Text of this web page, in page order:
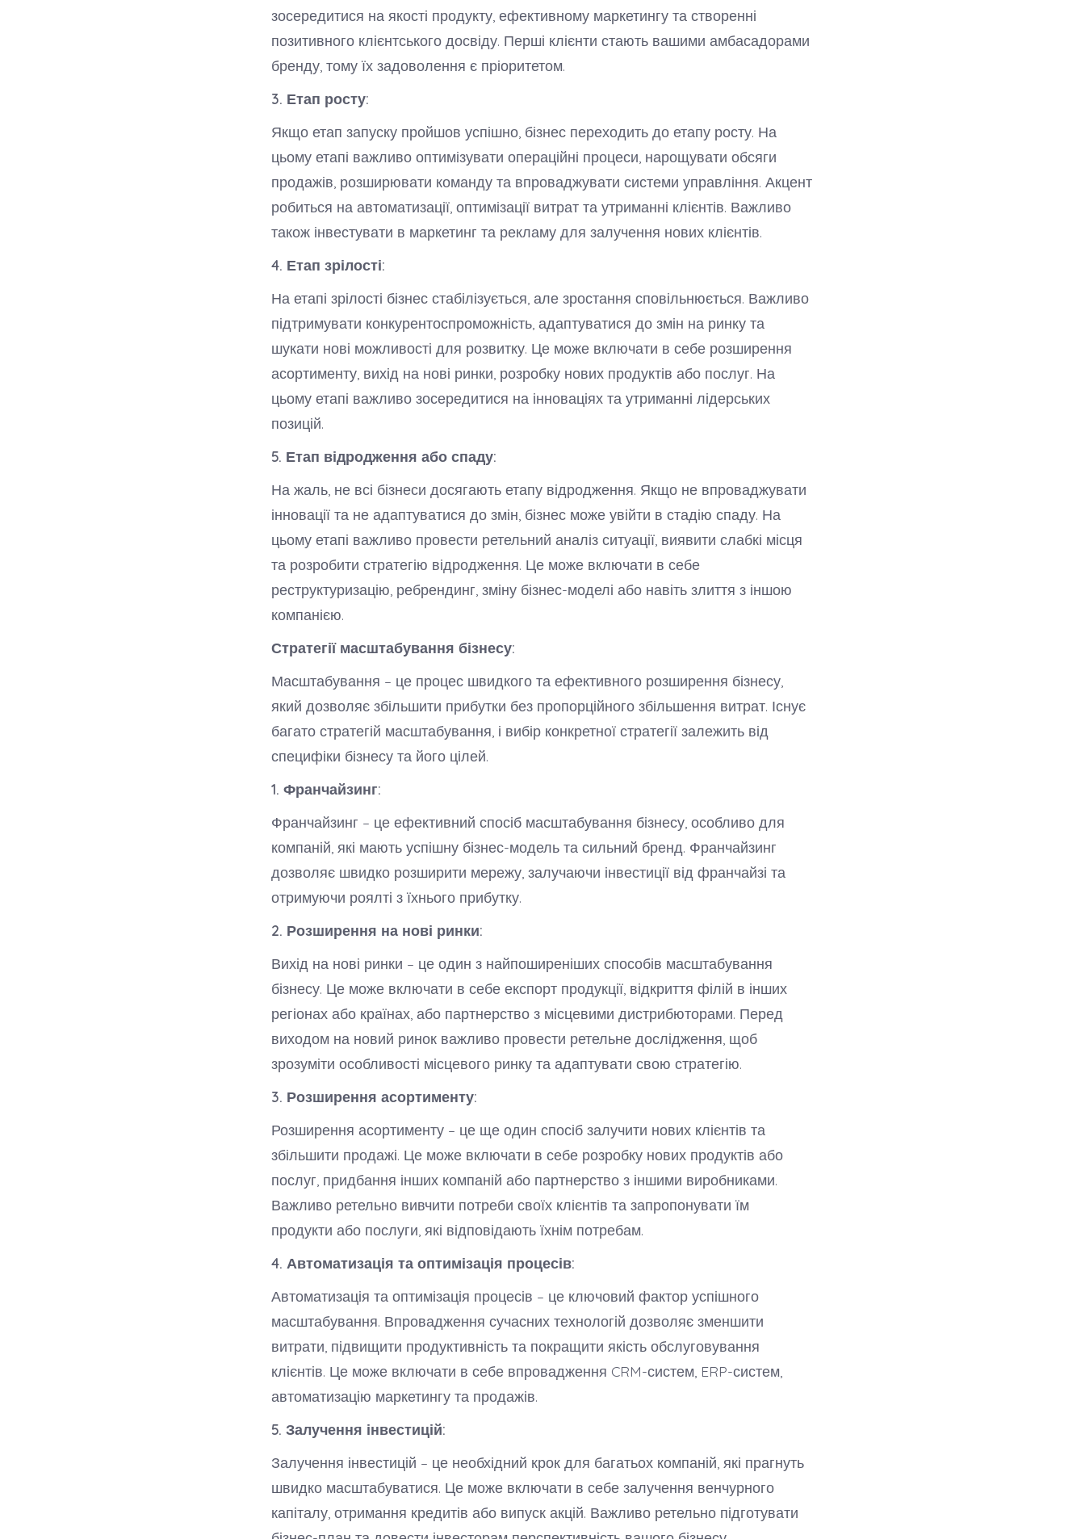
зосередитися на якості продукту, ефективному маркетингу та створенні
позитивного клієнтського досвіду. Перші клієнти стають вашими амбасадорами
бренду, тому їх задоволення є пріоритетом.
3. Етап росту:
Якщо етап запуску пройшов успішно, бізнес переходить до етапу росту. На
цьому етапі важливо оптимізувати операційні процеси, нарощувати обсяги
продажів, розширювати команду та впроваджувати системи управління. Акцент
робиться на автоматизації, оптимізації витрат та утриманні клієнтів. Важливо
також інвестувати в маркетинг та рекламу для залучення нових клієнтів.
4. Етап зрілості:
На етапі зрілості бізнес стабілізується, але зростання сповільнюється. Важливо
підтримувати конкурентоспроможність, адаптуватися до змін на ринку та
шукати нові можливості для розвитку. Це може включати в себе розширення
асортименту, вихід на нові ринки, розробку нових продуктів або послуг. На
цьому етапі важливо зосередитися на інноваціях та утриманні лідерських
позицій.
5. Етап відродження або спаду:
На жаль, не всі бізнеси досягають етапу відродження. Якщо не впроваджувати
інновації та не адаптуватися до змін, бізнес може увійти в стадію спаду. На
цьому етапі важливо провести ретельний аналіз ситуації, виявити слабкі місця
та розробити стратегію відродження. Це може включати в себе
реструктуризацію, ребрендинг, зміну бізнес-моделі або навіть злиття з іншою
компанією.
Стратегії масштабування бізнесу:
Масштабування – це процес швидкого та ефективного розширення бізнесу,
який дозволяє збільшити прибутки без пропорційного збільшення витрат. Існує
багато стратегій масштабування, і вибір конкретної стратегії залежить від
специфіки бізнесу та його цілей.
1. Франчайзинг:
Франчайзинг – це ефективний спосіб масштабування бізнесу, особливо для
компаній, які мають успішну бізнес-модель та сильний бренд. Франчайзинг
дозволяє швидко розширити мережу, залучаючи інвестиції від франчайзі та
отримуючи роялті з їхнього прибутку.
2. Розширення на нові ринки:
Вихід на нові ринки – це один з найпоширеніших способів масштабування
бізнесу. Це може включати в себе експорт продукції, відкриття філій в інших
регіонах або країнах, або партнерство з місцевими дистрибюторами. Перед
виходом на новий ринок важливо провести ретельне дослідження, щоб
зрозуміти особливості місцевого ринку та адаптувати свою стратегію.
3. Розширення асортименту:
Розширення асортименту – це ще один спосіб залучити нових клієнтів та
збільшити продажі. Це може включати в себе розробку нових продуктів або
послуг, придбання інших компаній або партнерство з іншими виробниками.
Важливо ретельно вивчити потреби своїх клієнтів та запропонувати їм
продукти або послуги, які відповідають їхнім потребам.
4. Автоматизація та оптимізація процесів:
Автоматизація та оптимізація процесів – це ключовий фактор успішного
масштабування. Впровадження сучасних технологій дозволяє зменшити
витрати, підвищити продуктивність та покращити якість обслуговування
клієнтів. Це може включати в себе впровадження CRM-систем, ERP-систем,
автоматизацію маркетингу та продажів.
5. Залучення інвестицій:
Залучення інвестицій – це необхідний крок для багатьох компаній, які прагнуть
швидко масштабуватися. Це може включати в себе залучення венчурного
капіталу, отримання кредитів або випуск акцій. Важливо ретельно підготувати